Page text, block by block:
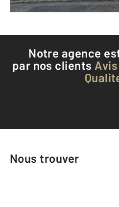
Notre agence
par nos clients
Voir tous les
Nous trouver